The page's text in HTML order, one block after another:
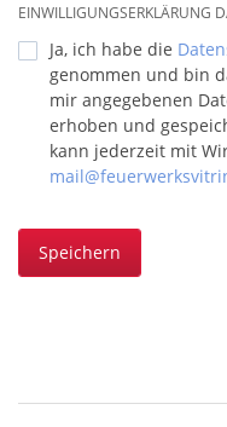
EINWILLIGUNGSERKLÄRUNG
Ja, ich habe die
genommen und bin
mir angegebenen
erhoben und
kann jederzeit mit
Speichern